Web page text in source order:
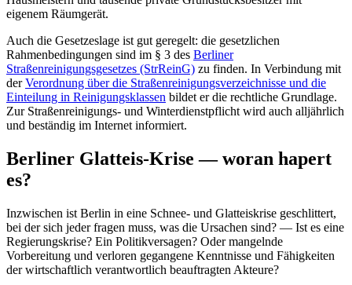
eigenem Räumgerät.
Auch die Gesetzeslage ist gut geregelt: die gesetzlichen
Rahmenbedingungen sind im § 3 des Berliner
Straßenreinigungsgesetzes (StrReinG) zu finden. In Verbindung mit
derVerordnung über die Straßenreinigungsverzeichnisse und die
Einteilung in Reinigungsklassen bildet er die rechtliche Grundlage.
Zur Straßenreinigungs- und Winterdienstpflicht wird auch alljährlich
und beständig im Internet informiert.
Berliner Glatteis-Krise — woran hapert
es?
Inzwischen ist Berlin in eine Schnee- und Glatteiskrise geschlittert,
bei der sich jeder fragen muss, was die Ursachen sind? — Ist es eine
Regierungskrise? Ein Politikversagen? Oder mangelnde
Vorbereitung und verloren gegangene Kenntnisse und Fähigkeiten
der wirtschaftlich verantwortlich beauftragten Akteure?